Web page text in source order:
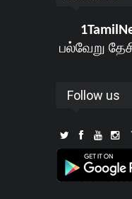
பல்வேறு
Follow us